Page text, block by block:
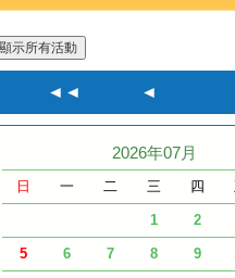
◄◄ ◄
2026年07月
日 一 二 三 四
1 2
5 6 7 8 9